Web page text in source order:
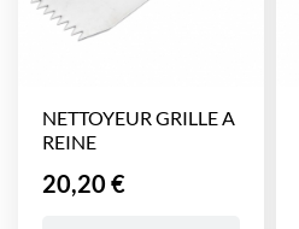
NETTOYEUR GRILLE A
REINE
Prix
20,20 €